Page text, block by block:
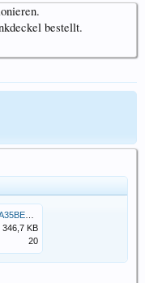
bestellt.
346,7 KB
20